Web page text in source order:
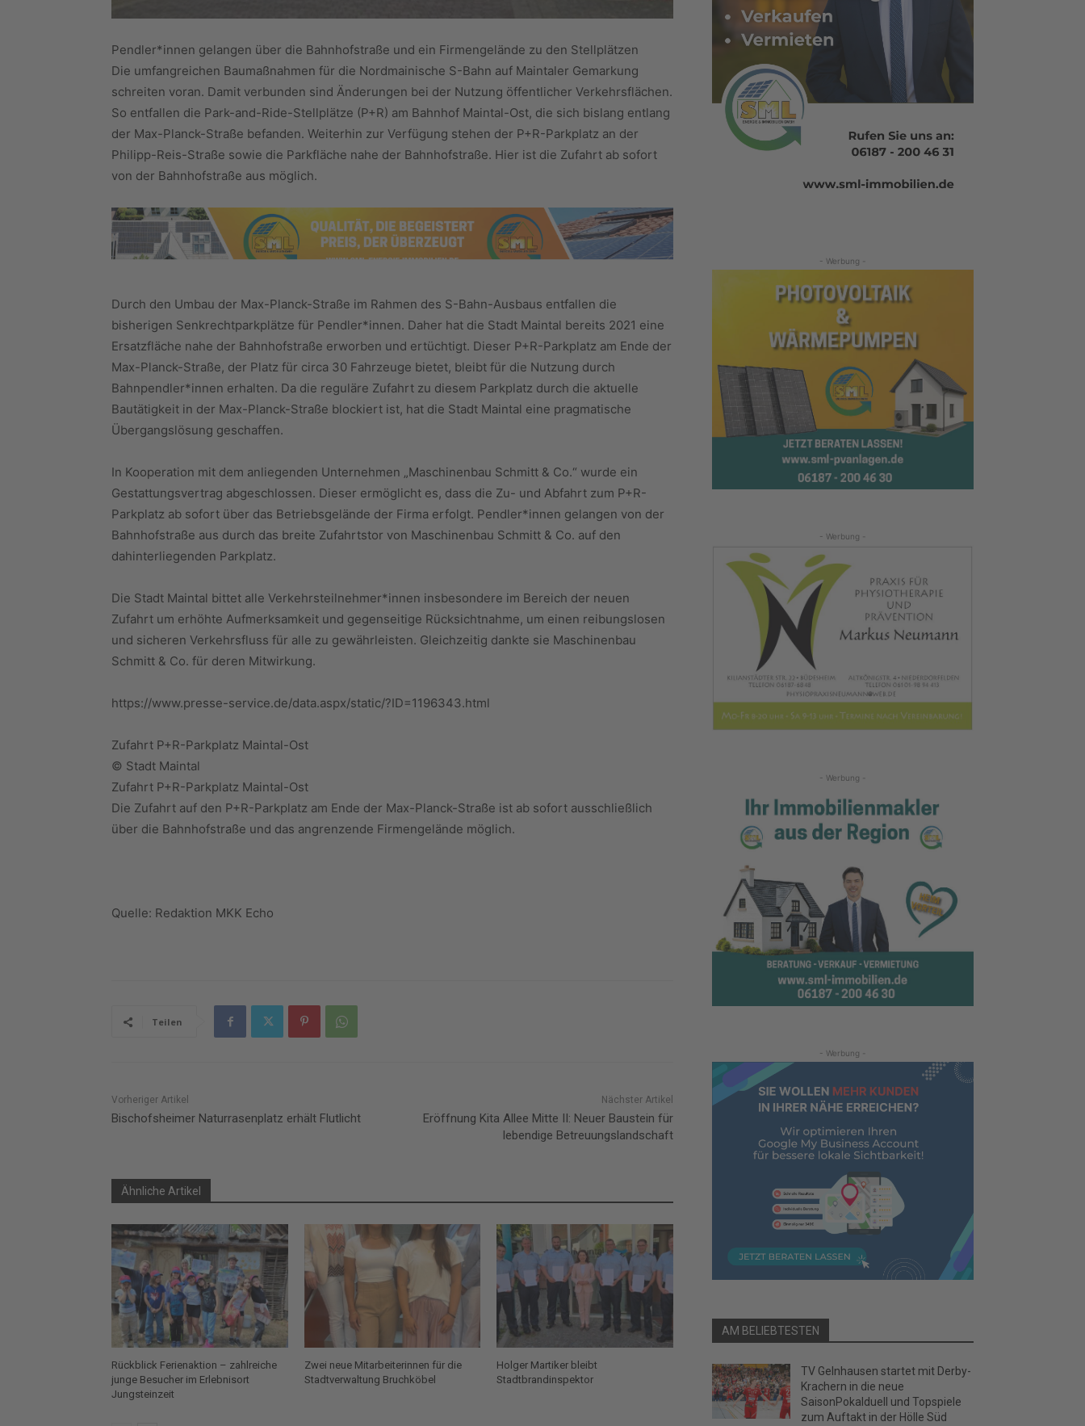
Pendler*innen gelangen über die Bahnhofstraße und ein Firmengelände zu den Stellplätzen
Die umfangreichen Baumaßnahmen für die Nordmainische S-Bahn auf Maintaler Gemarkung
schreiten voran. Damit verbunden sind Änderungen bei der Nutzung öffentlicher Verkehrsflächen.
So entfallen die Park-and-Ride-Stellplätze (P+R) am Bahnhof Maintal-Ost, die sich bislang entlang
der Max-Planck-Straße befanden. Weiterhin zur Verfügung stehen der P+R-Parkplatz an der
Philipp-Reis-Straße sowie die Parkfläche nahe der Bahnhofstraße. Hier ist die Zufahrt ab sofort
von der Bahnhofstraße aus möglich.
Durch den Umbau der Max-Planck-Straße im Rahmen des S-Bahn-Ausbaus entfallen die
bisherigen Senkrechtparkplätze für Pendler*innen. Daher hat die Stadt Maintal bereits 2021 eine
Ersatzfläche nahe der Bahnhofstraße erworben und ertüchtigt. Dieser P+R-Parkplatz am Ende der
Max-Planck-Straße, der Platz für circa 30 Fahrzeuge bietet, bleibt für die Nutzung durch
Bahnpendler*innen erhalten. Da die reguläre Zufahrt zu diesem Parkplatz durch die aktuelle
Bautätigkeit in der Max-Planck-Straße blockiert ist, hat die Stadt Maintal eine pragmatische
Übergangslösung geschaffen.
In Kooperation mit dem anliegenden Unternehmen „Maschinenbau Schmitt & Co.“ wurde ein
Gestattungsvertrag abgeschlossen. Dieser ermöglicht es, dass die Zu- und Abfahrt zum P+R-
Parkplatz ab sofort über das Betriebsgelände der Firma erfolgt. Pendler*innen gelangen von der
Bahnhofstraße aus durch das breite Zufahrtstor von Maschinenbau Schmitt & Co. auf den
dahinterliegenden Parkplatz.
Die Stadt Maintal bittet alle Verkehrsteilnehmer*innen insbesondere im Bereich der neuen
Zufahrt um erhöhte Aufmerksamkeit und gegenseitige Rücksichtnahme, um einen reibungslosen
und sicheren Verkehrsfluss für alle zu gewährleisten. Gleichzeitig dankte sie Maschinenbau
Schmitt & Co. für deren Mitwirkung.
https://www.presse-service.de/data.aspx/static/?ID=1196343.html
Zufahrt P+R-Parkplatz Maintal-Ost
© Stadt Maintal
Zufahrt P+R-Parkplatz Maintal-Ost
Die Zufahrt auf den P+R-Parkplatz am Ende der Max-Planck-Straße ist ab sofort ausschließlich
über die Bahnhofstraße und das angrenzende Firmengelände möglich.
Quelle: Redaktion MKK Echo
Teilen
Vorheriger Artikel
Bischofsheimer Naturrasenplatz erhält Flutlicht
Nächster Artikel
Eröffnung Kita Allee Mitte II: Neuer Baustein für
lebendige Betreuungslandschaft
Ähnliche Artikel
Rückblick Ferienaktion – zahlreiche
junge Besucher im Erlebnisort
Jungsteinzeit
Zwei neue Mitarbeiterinnen für die
Stadtverwaltung Bruchköbel
Holger Martiker bleibt
Stadtbrandinspektor
- Werbung -
- Werbung -
- Werbung -
- Werbung -
AM BELIEBTESTEN
TV Gelnhausen startet mit Derby-
Krachern in die neue
SaisonPokalduell und Topspiele
zum Auftakt in der Hölle Süd